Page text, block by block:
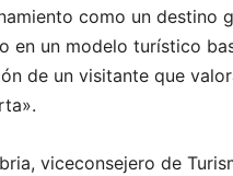
como un destino
en un modelo turístico
de un visitante que
viceconsejero de